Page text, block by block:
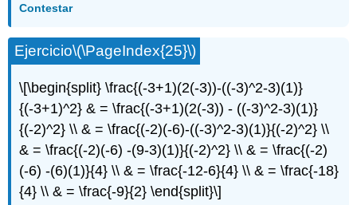
Contestar
Ejercicio\(\PageIndex{25}\)
\[\begin{split} \frac{(-3+1)(2(-3))-((-3)^2-3)(1)}
{(-3+1)^2} & = \frac{(-3+1)(2(-3)) - ((-3)^2-3)(1)}
{(-2)^2} \\ & = \frac{(-2)(-6)-((-3)^2-3)(1)}{(-2)^2} \\
& = \frac{(-2)(-6) -(9-3)(1)}{(-2)^2} \\ & = \frac{(-2)
(-6) -(6)(1)}{4} \\ & = \frac{-12-6}{4} \\ & = \frac{-18}
{4} \\ & = \frac{-9}{2} \end{split}\]